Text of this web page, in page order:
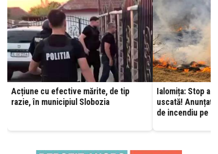
Acțiune cu efective mărite, de tip
razie, în municipiul Slobozia
Ialomița: Stop
uscată! Anunțați
de incendiu pe